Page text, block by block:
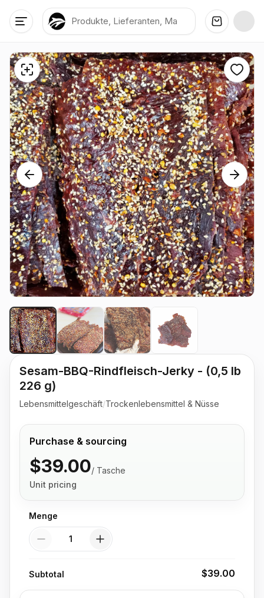
Sesam-BBQ-Rindfleisch-Jerky - (0,5 lb
226 g)
Lebensmittelgeschäft/Trockenlebensmittel & Nüsse
Purchase & sourcing
$39.00/ Tasche
Unit pricing
Menge
Menge
Subtotal $39.00